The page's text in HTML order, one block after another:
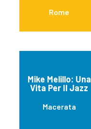
Rome
Mike Melillo: Una
Vita Per Il Jazz
Macerata